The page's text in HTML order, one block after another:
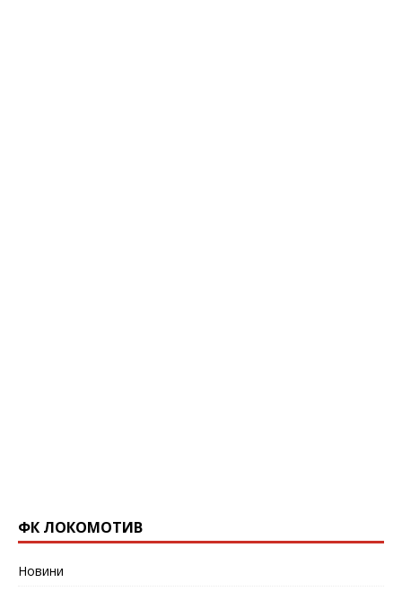
ФК ЛОКОМОТИВ
Новини